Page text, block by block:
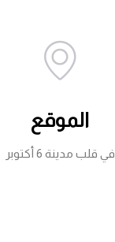
الموقع
في قلب مدينة 6 أكتوبر